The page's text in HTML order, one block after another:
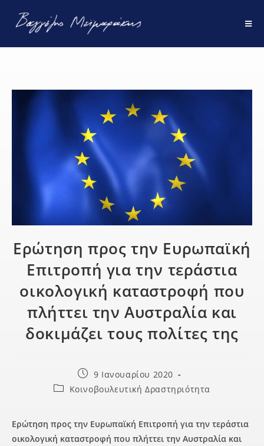
Ερώτηση προς την Ευρωπαϊκή
Επιτροπή για την τεράστια
οικολογική καταστροφή που
πλήττει την Αυστραλία και
δοκιμάζει τους πολίτες της
9 Ιανουαρίου 2020
Κοινοβουλευτική Δραστηριότητα
Ερώτηση προς την Ευρωπαϊκή Επιτροπή για την τεράστια
οικολογική καταστροφή που πλήττει την Αυστραλία και